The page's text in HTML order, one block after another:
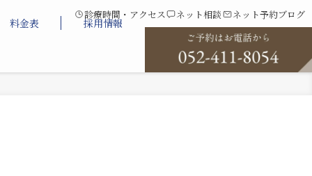
料金表 採用情報
診療時間・アクセス ネット相談 ネット予約ブログ